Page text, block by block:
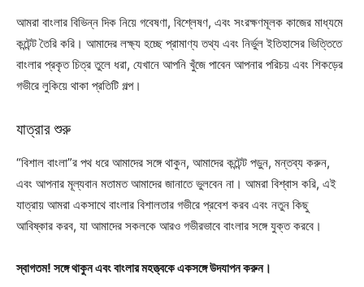
আমরা বাংলার বিভিন্ন দিক নিয়ে গবেষণা, বিশ্লেষণ, এবং সংরক্ষণমূলক কাজের মাধ্যমে
কন্টেন্ট তৈরি করি। আমাদের লক্ষ্য হচ্ছে প্রামাণ্য তথ্য এবং নির্ভুল ইতিহাসের ভিত্তিতে
বাংলার প্রকৃত চিত্র তুলে ধরা, যেখানে আপনি খুঁজে পাবেন আপনার পরিচয় এবং শিকড়ের
গভীরে লুকিয়ে থাকা প্রতিটি গল্প।
যাত্রার শুরু
“বিশাল বাংলা”র পথ ধরে আমাদের সঙ্গে থাকুন, আমাদের কন্টেন্ট পড়ুন, মন্তব্য করুন,
এবং আপনার মূল্যবান মতামত আমাদের জানাতে ভুলবেন না। আমরা বিশ্বাস করি, এই
যাত্রায় আমরা একসাথে বাংলার বিশালতার গভীরে প্রবেশ করব এবং নতুন কিছু
আবিষ্কার করব, যা আমাদের সকলকে আরও গভীরভাবে বাংলার সঙ্গে যুক্ত করবে।
স্বাগতম! সঙ্গে থাকুন এবং বাংলার মহত্ত্বকে একসঙ্গে উদযাপন করুন।